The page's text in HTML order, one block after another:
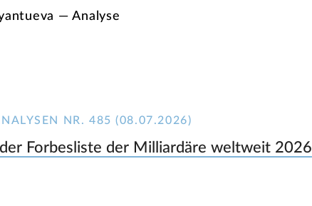
— Analyse
NR. 485 (08.07.2026)
der Forbesliste der Milliardäre weltweit 2026